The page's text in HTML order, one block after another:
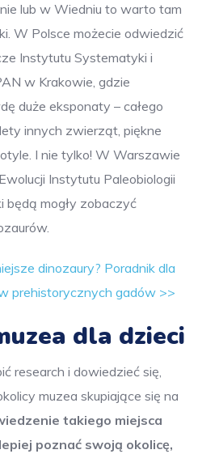
lub w Wiedniu to warto tam
W Polsce możecie odwiedzić
Instytutu Systematyki i
w Krakowie, gdzie
duże eksponaty – całego
innych zwierząt, piękne
I nie tylko! W Warszawie
Instytutu Paleobiologii
będą mogły zobaczyć
dinozaury? Poradnik dla
prehistorycznych gadów >>
dla dzieci
research i dowiedzieć się,
muzea skupiające się na
takiego miejsca
poznać swoją okolicę,